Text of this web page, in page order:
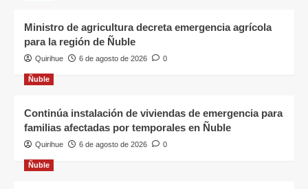
Ministro de agricultura decreta emergencia agrícola
para la región de Ñuble
Quirihue 6 de agosto de 2026 0
Ñuble
Continúa instalación de viviendas de emergencia para
familias afectadas por temporales en Ñuble
Quirihue 6 de agosto de 2026 0
Ñuble